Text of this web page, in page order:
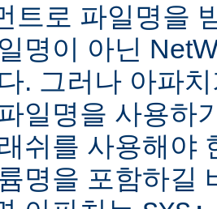
트로 파일명을
명이 아닌
. 그러나 아파
일명을 사용하
쉬를 사용해야
명을 포함하길